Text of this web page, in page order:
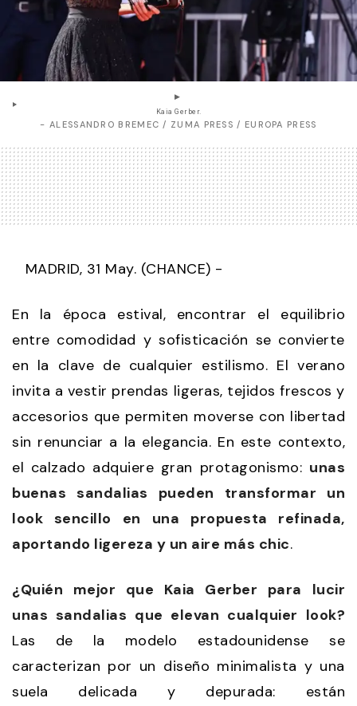
Kaia Gerber.
- ALESSANDRO BREMEC / ZUMA PRESS / EUROPA PRESS
MADRID, 31 May. (CHANCE) -
En la época estival, encontrar el equilibrio
entre comodidad y sofisticación se convierte
en la clave de cualquier estilismo. El verano
invita a vestir prendas ligeras, tejidos frescos y
accesorios que permiten moverse con libertad
sin renunciar a la elegancia. En este contexto,
el calzado adquiere gran protagonismo: unas
buenas sandalias pueden transformar un
look sencillo en una propuesta refinada,
aportando ligereza y un aire más chic.
¿Quién mejor que Kaia Gerber para lucir
unas sandalias que elevan cualquier look?
Las de la modelo estadounidense se
caracterizan por un diseño minimalista y una
suela delicada y depurada: están